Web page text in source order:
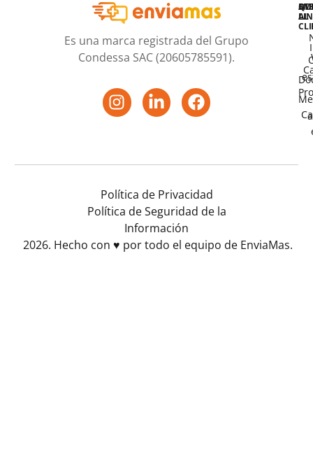
Es una marca registrada del Grupo
Condessa SAC (20605785591).
AL
Política de Privacidad
Política de Seguridad de la
Información
2026. Hecho con ♥️ por todo el equipo de EnviaMas.